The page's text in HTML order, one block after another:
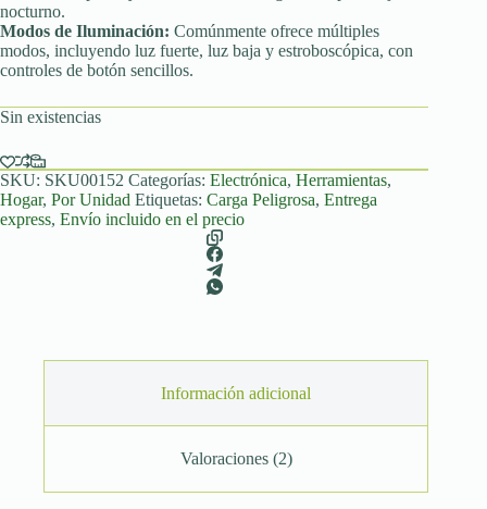
nocturno.
Modos de Iluminación: Comúnmente ofrece múltiples
modos, incluyendo luz fuerte, luz baja y estroboscópica, con
controles de botón sencillos.
Sin existencias
SKU: SKU00152 Categorías: Electrónica, Herramientas,
Hogar, Por Unidad Etiquetas: Carga Peligrosa, Entrega
express, Envío incluido en el precio
Información adicional
Valoraciones (2)